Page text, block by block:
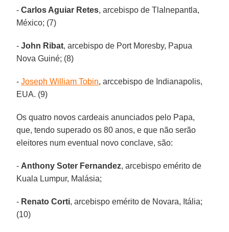
-Carlos Aguiar Retes, arcebispo de Tlalnepantla,
México; (7)
-John Ribat, arcebispo de Port Moresby, Papua
Nova Guiné; (8)
-Joseph William Tobin, arccebispo de Indianapolis,
EUA. (9)
Os quatro novos cardeais anunciados pelo Papa,
que, tendo superado os 80 anos, e que não serão
eleitores num eventual novo conclave, são:
- Anthony Soter Fernandez, arcebispo emérito de
Kuala Lumpur, Malásia;
- Renato Corti, arcebispo emérito de Novara, Itália;
(10)